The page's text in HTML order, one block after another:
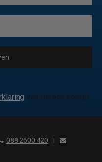
van Horeca koelen
088 2600 420